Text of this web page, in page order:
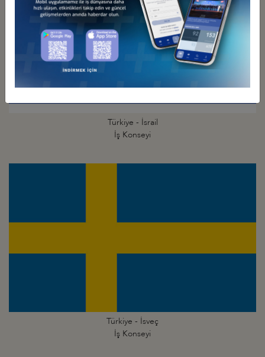
Türkiye - İsrail
İş Konseyi
Türkiye - İsveç
İş Konseyi